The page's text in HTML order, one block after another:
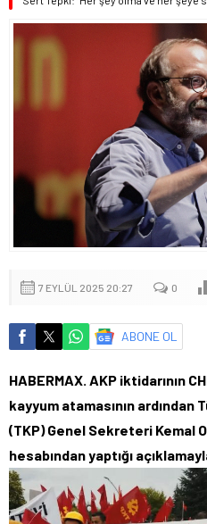
7 EYLÜL 2025 20:27 0
ABONE OL
HABERMAX. AKP iktidarının
kayyum atamasının
(TKP) Genel Sekreteri Kemal
hesabından yaptığı